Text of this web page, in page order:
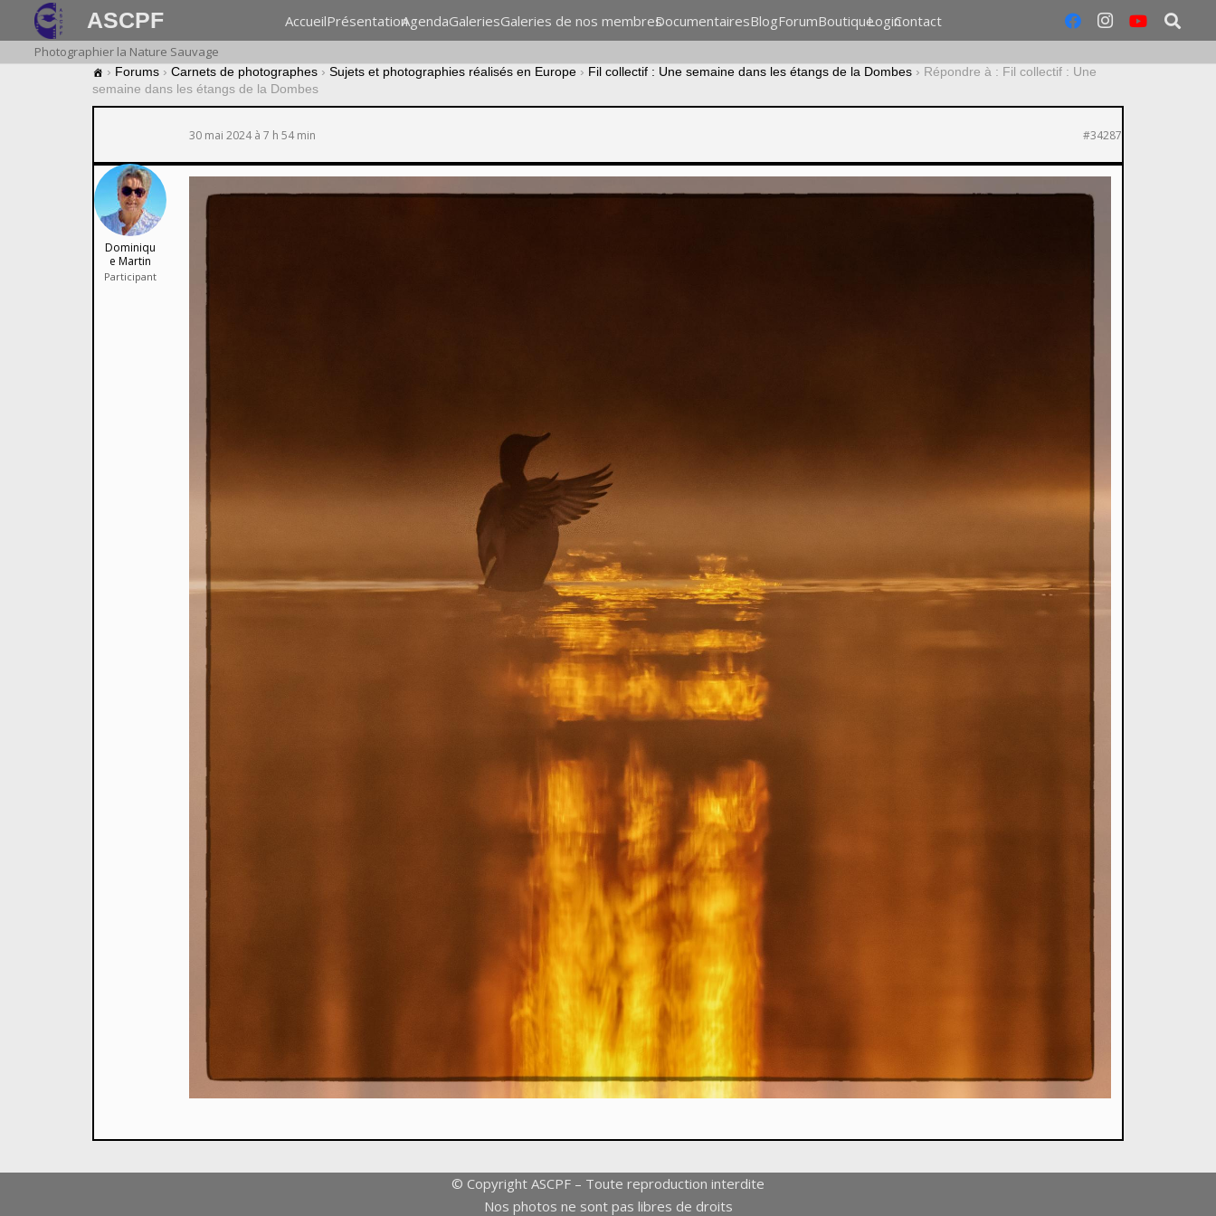
ASCPF AccueilPrésentationAgendaGaleriesGaleries de nos membresDocumentairesBlogForumBoutiqueLoginContact
Photographier la Nature Sauvage
› Forums › Carnets de photographes › Sujets et photographies réalisés en Europe › Fil collectif : Une semaine dans les étangs de la Dombes › Répondre à : Fil collectif : Une
semaine dans les étangs de la Dombes
30 mai 2024 à 7 h 54 min #34287
Dominiqu
e Martin
Participant
© Copyright ASCPF – Toute reproduction interdite
Nos photos ne sont pas libres de droits